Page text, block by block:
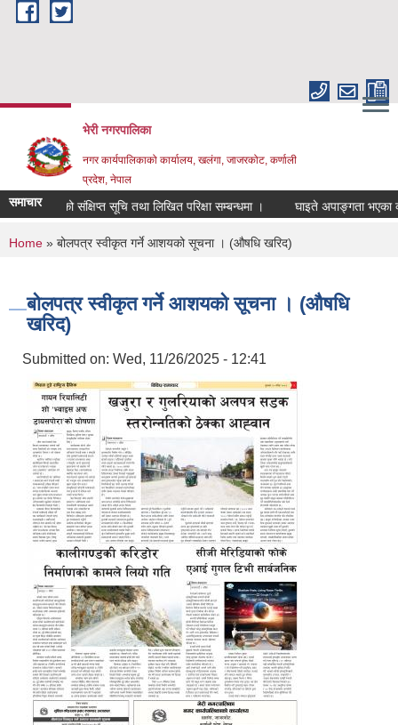
Skip to main content
भेरी नगरपालिका
नगर कार्यपालिकाको कार्यालय, खलंगा, जाजरकोट, कर्णाली
प्रदेश, नेपाल
समाचार
पदको संक्षिप्त सूचि तथा लिखित परिक्षा सम्बन्धमा । घाइते अपाङ्गता भएका
You are here
Home » बोलपत्र स्वीकृत गर्ने आशयको सूचना । (औषधि खरिद)
बोलपत्र स्वीकृत गर्ने आशयको सूचना । (औषधि
खरिद)
Submitted on: Wed, 11/26/2025 - 12:41